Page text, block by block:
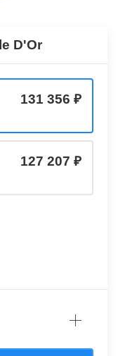
D'Or
131 356
127 207